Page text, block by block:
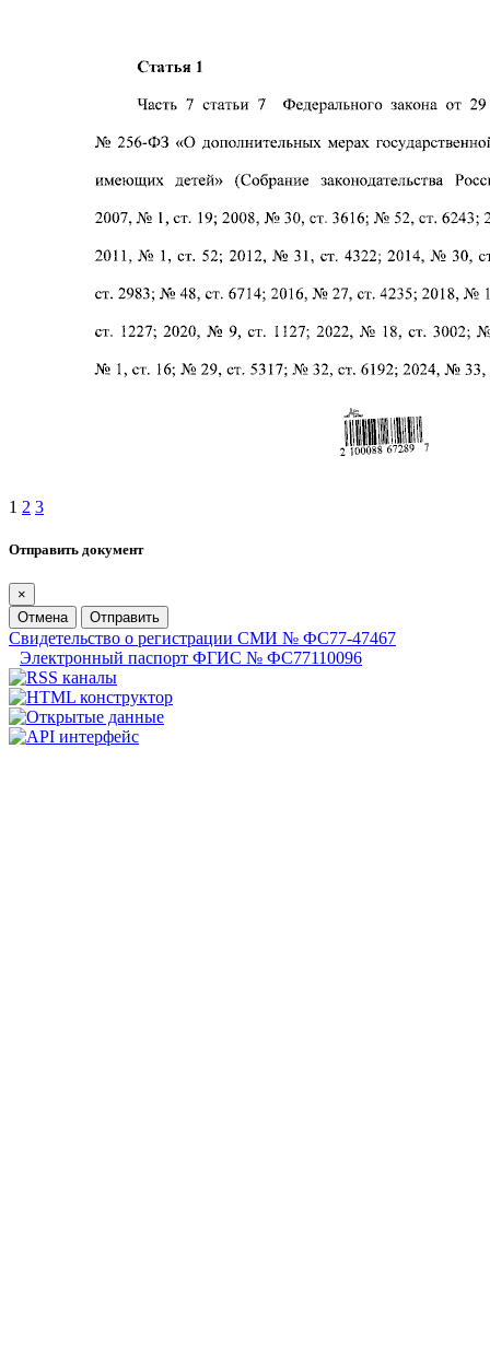
1 2 3
Отправить документ
×
Отмена
Отправить
Свидетельство о регистрации СМИ № ФС77-47467
Электронный паспорт ФГИС № ФС77110096